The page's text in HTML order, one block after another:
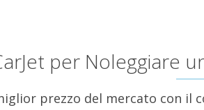
per Noleggiare
prezzo del mercato con il